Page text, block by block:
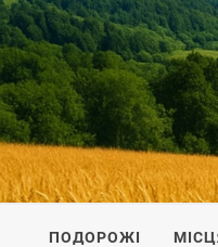
ПОДОРОЖI ПО
ПОДОРОЖІ